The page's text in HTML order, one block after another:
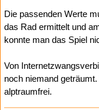
Die passenden Werte
das Rad ermittelt und
konnte man das Spiel
Von
noch niemand
alptraumfrei.